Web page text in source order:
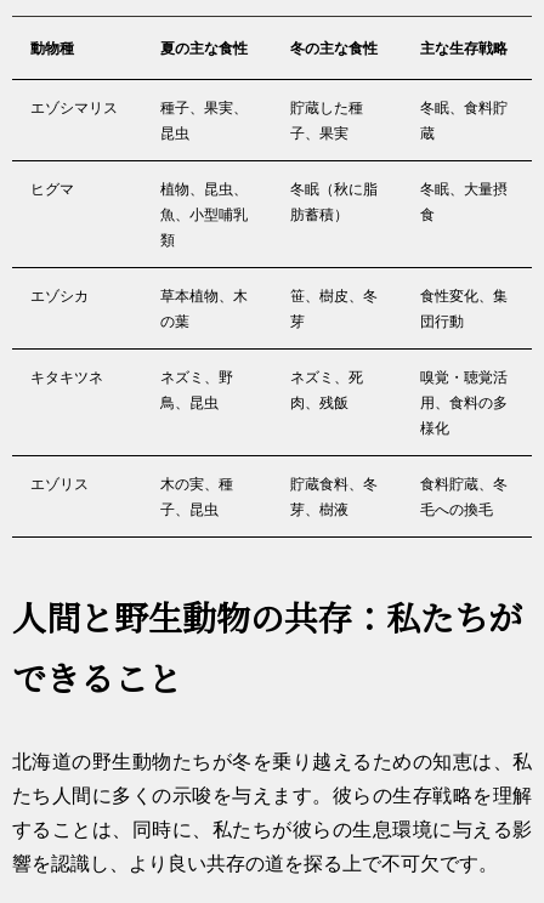
動物種 夏の主な食性 冬の主な食性 主な生存戦略
エゾシマリス
種子、果実、
昆虫
貯蔵した種
子、果実
冬眠、食料貯
蔵
ヒグマ
植物、昆虫、
魚、小型哺乳
類
冬眠（秋に脂
肪蓄積）
冬眠、大量摂
食
エゾシカ
草本植物、木
の葉
笹、樹皮、冬
芽
食性変化、集
団行動
キタキツネ
ネズミ、野
鳥、昆虫
ネズミ、死
肉、残飯
嗅覚・聴覚活
用、食料の多
様化
エゾリス
木の実、種
子、昆虫
貯蔵食料、冬
芽、樹液
食料貯蔵、冬
毛への換毛
人間と野生動物の共存：私たちが
できること
北海道の野生動物たちが冬を乗り越えるための知恵は、私
たち人間に多くの示唆を与えます。彼らの生存戦略を理解
することは、同時に、私たちが彼らの生息環境に与える影
響を認識し、より良い共存の道を探る上で不可欠です。